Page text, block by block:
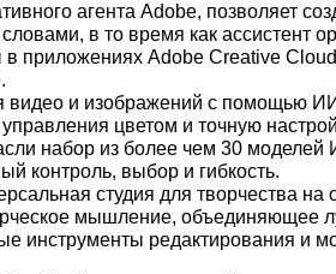
агента Adobe, позволяет
в то время как ассистент
приложениях Adobe Creative
видео и изображений с помощью
цветом и точную
набор из более чем 30 моделей
контроль, выбор и гибкость.
студия для творчества на
мышление, объединяющее
инструменты редактирования и